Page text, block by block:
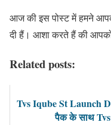
आज की इस पोस्ट में हमने
दी हैं। आशा करते हैं की
Related posts:
Tvs Iqube St Launch
पैक के साथ Tvs